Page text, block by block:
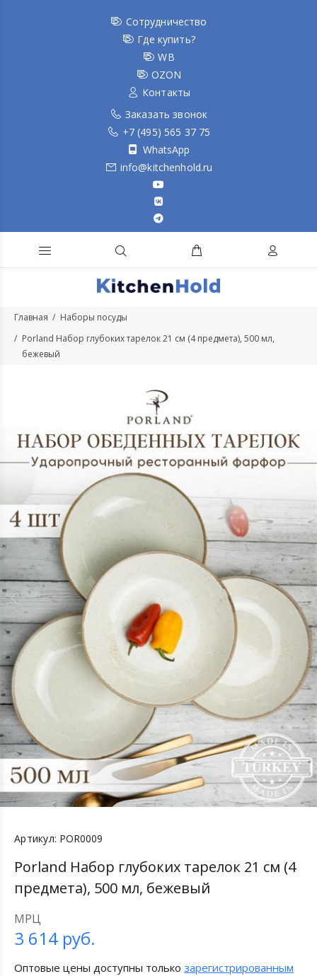
Сотрудничество
Где купить?
WB
OZON
Контакты
Заказать звонок
+7 (495) 565 37 75
WhatsApp
info@kitchenhold.ru
Главная
Наборы посуды
Porland Набор глубоких тарелок 21 см (4 предмета), 500 мл,
бежевый
Артикул: POR0009
Porland Набор глубоких тарелок 21 см (4
предмета), 500 мл, бежевый
МРЦ
3 614 руб.
Оптовые цены доступны только зарегистрированным